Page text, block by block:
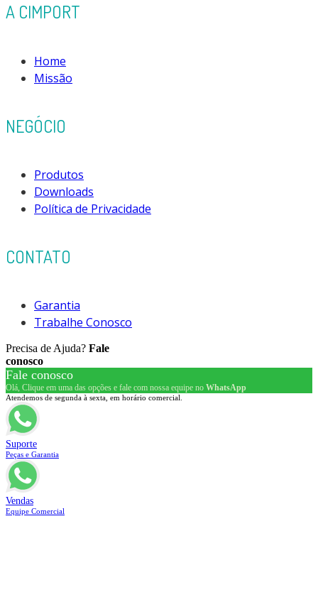
A CIMPORT
Home
Missão
NEGÓCIO
Produtos
Downloads
Política de Privacidade
CONTATO
Garantia
Trabalhe Conosco
Precisa de Ajuda? Fale
conosco
Fale conosco
Olá, Clique em uma das opções e fale com nossa equipe no WhatsApp
Atendemos de segunda à sexta, em horário comercial.
Suporte
Peças e Garantia
Vendas
Equipe Comercial